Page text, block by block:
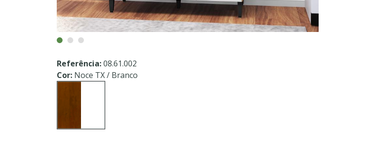
Referência:08.61.002
Cor: Noce TX / Branco